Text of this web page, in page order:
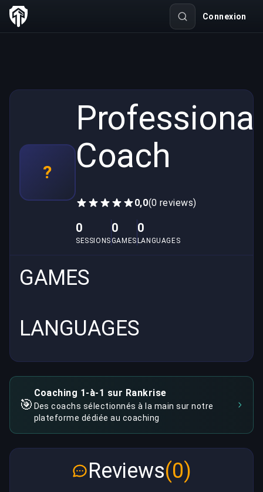
Connexion
?
Professional
Coach
0,0(0 reviews)
0
SESSIONS
0
GAMES
0
LANGUAGES
GAMES
LANGUAGES
🎯
Coaching 1-à-1 sur Rankrise
Des coachs sélectionnés à la main sur notre
plateforme dédiée au coaching
Reviews(0)